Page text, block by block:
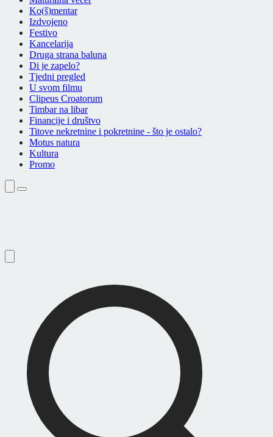
Ko(š)mentar
Izdvojeno
Festivo
Kancelarija
Druga strana baluna
Di je zapelo?
Tjedni pregled
U svom filmu
Clipeus Croatorum
Timbar na libar
Financije i društvo
Titove nekretnine i pokretnine - što je ostalo?
Motus natura
Kultura
Promo